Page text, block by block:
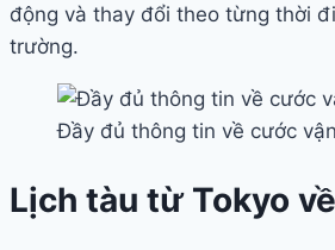
động và thay đổi theo từng thời
trường.
Đầy đủ thông tin về cước
Lịch tàu từ Tokyo